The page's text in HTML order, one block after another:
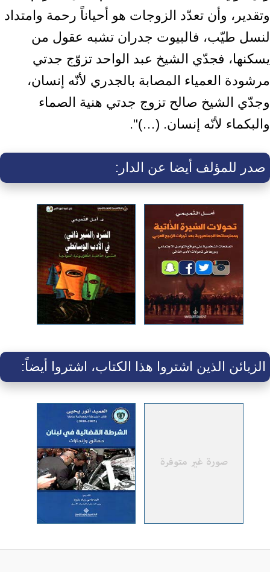
وتقدير، وأن تعدّد الزوجات هو أحياناً رحمة وامتداد
لنسل طيّب، فالبيوت جدران تشبه عقول من
يسكنها، فجدّي الشيخ عبد الواحد تزوّج جدتي
مرشودة العمياء المصابة بالجدري لأنّه إنسان،
وجدّي الشيخ صالح تزوج جدتي هنية الصماء
والبكماء لأنّه إنسان. (…)".
صدر للمؤلف أيضا عن الدار:
الزبائن الذين اشتروا هذا الكتاب، اشتروا أيضاً: